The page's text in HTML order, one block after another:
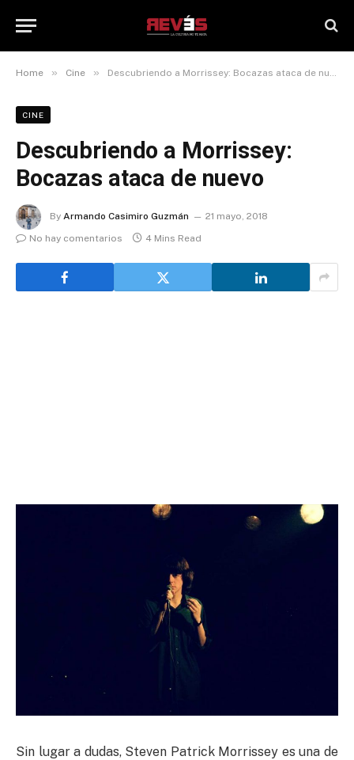
Home » Cine » Descubriendo a Morrissey: Bocazas ataca de nuevo
CINE
Descubriendo a Morrissey:
Bocazas ataca de nuevo
By Armando Casimiro Guzmán
21 mayo, 2018
No hay comentarios
4 Mins Read
Sin lugar a dudas, Steven Patrick Morrissey es una de